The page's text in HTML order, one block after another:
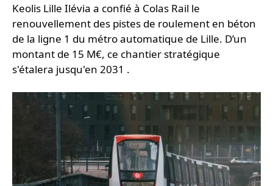
Keolis Lille Ilévia a confié à Colas Rail le
renouvellement des pistes de roulement en béton
de la ligne 1 du métro automatique de Lille. D’un
montant de 15 M€, ce chantier stratégique
s'étalera jusqu'en 2031 .